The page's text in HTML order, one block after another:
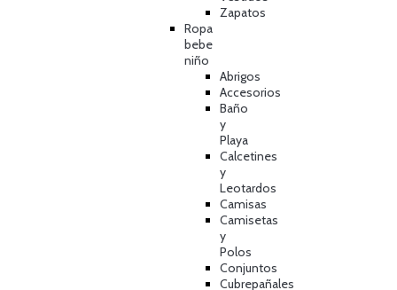
Zapatos
Ropa
bebe
niño
Abrigos
Accesorios
Baño
y
Playa
Calcetines
y
Leotardos
Camisas
Camisetas
y
Polos
Conjuntos
Cubrepañales